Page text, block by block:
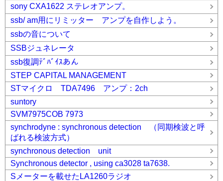
sony CXA1622 ステレオアンプ。
ssb/ am用にリミッター アンプを自作しよう。
ssbの音について
SSBジュネレータ
ssb復調ﾃﾞﾊﾞｲｽあん
STEP CAPITAL MANAGEMENT
STマイクロ TDA7496 アンプ：2ch
suntory
SVM7975COB 7973
synchrodyne : synchronous detection （同期検波と呼
ばれる検波方式）
synchronous detection unit
Synchronous detector , using ca3028 ta7638.
Sメーターを載せたLA1260ラジオ